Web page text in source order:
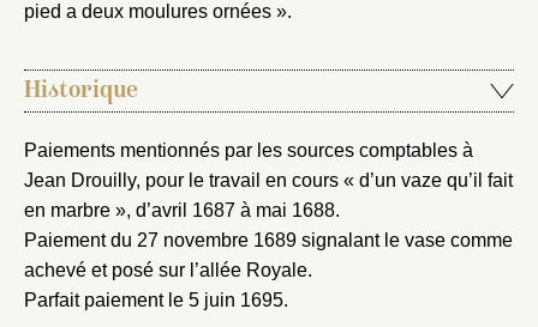
pied a deux moulures ornées ».
Historique
Paiements mentionnés par les sources comptables à
Jean Drouilly, pour le travail en cours « d’un vaze qu’il fait
en marbre », d’avril 1687 à mai 1688.
Paiement du 27 novembre 1689 signalant le vase comme
achevé et posé sur l’allée Royale.
Parfait paiement le 5 juin 1695.